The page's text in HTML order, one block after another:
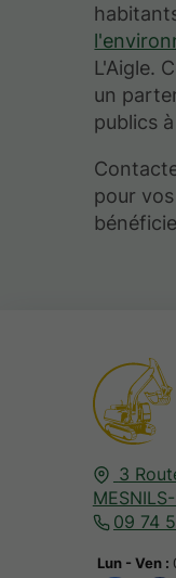
L'Aigle.
un
publics
pour
3
09 74
Lun - Ven :